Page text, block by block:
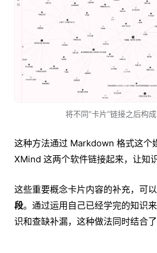
将不同“卡片”链接之后构
这种方法通过 Markdown 格式这个
XMind 这两个软件链接起来，让知
这些重要概念卡片内容的补充，可
段。通过运用自己已经学完的知识
识和查缺补漏，这种做法同时结合